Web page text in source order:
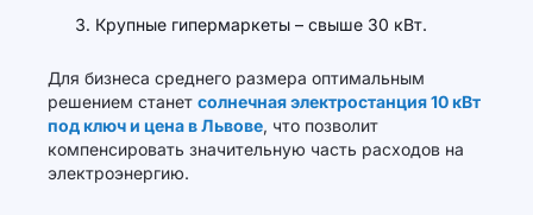
Крупные гипермаркеты – свыше 30 кВт.
Для бизнеса среднего размера оптимальным
решением станет солнечная электростанция 10 кВт
под ключ и цена в Львове, что позволит
компенсировать значительную часть расходов на
электроэнергию.